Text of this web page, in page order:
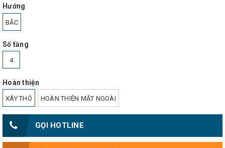
Hướng
BẮC
Số tầng
4
Hoàn thiện
XÂY THÔ HOÀN THIỆN MẶT NGOÀI
GỌI HOTLINE